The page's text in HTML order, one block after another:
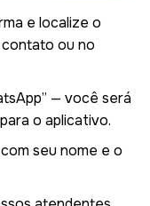
e localize o
ou no
— você será
o aplicativo.
com seu nome e o